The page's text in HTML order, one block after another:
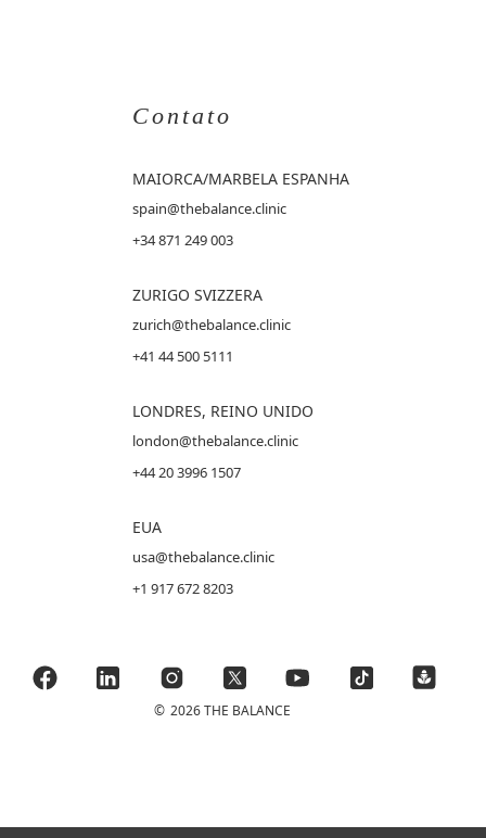
Contato
MAIORCA/MARBELA ESPANHA
spain@thebalance.clinic
+34 871 249 003
ZURIGO SVIZZERA
zurich@thebalance.clinic
+41 44 500 5111
LONDRES, REINO UNIDO
london@thebalance.clinic
+44 20 3996 1507
EUA
usa@thebalance.clinic
+1 917 672 8203
© 2026 THE BALANCE